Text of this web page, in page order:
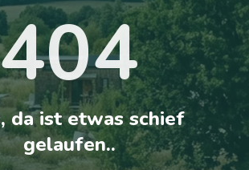
404
da ist etwas schief
gelaufen..